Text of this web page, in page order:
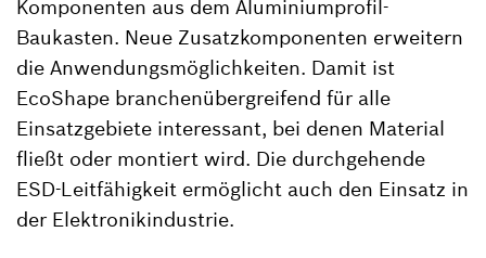
Komponenten aus dem Aluminiumprofil-
Baukasten. Neue Zusatzkomponenten erweitern
die Anwendungsmöglichkeiten. Damit ist
EcoShape branchenübergreifend für alle
Einsatzgebiete interessant, bei denen Material
fließt oder montiert wird. Die durchgehende
ESD-Leitfähigkeit ermöglicht auch den Einsatz in
der Elektronikindustrie.